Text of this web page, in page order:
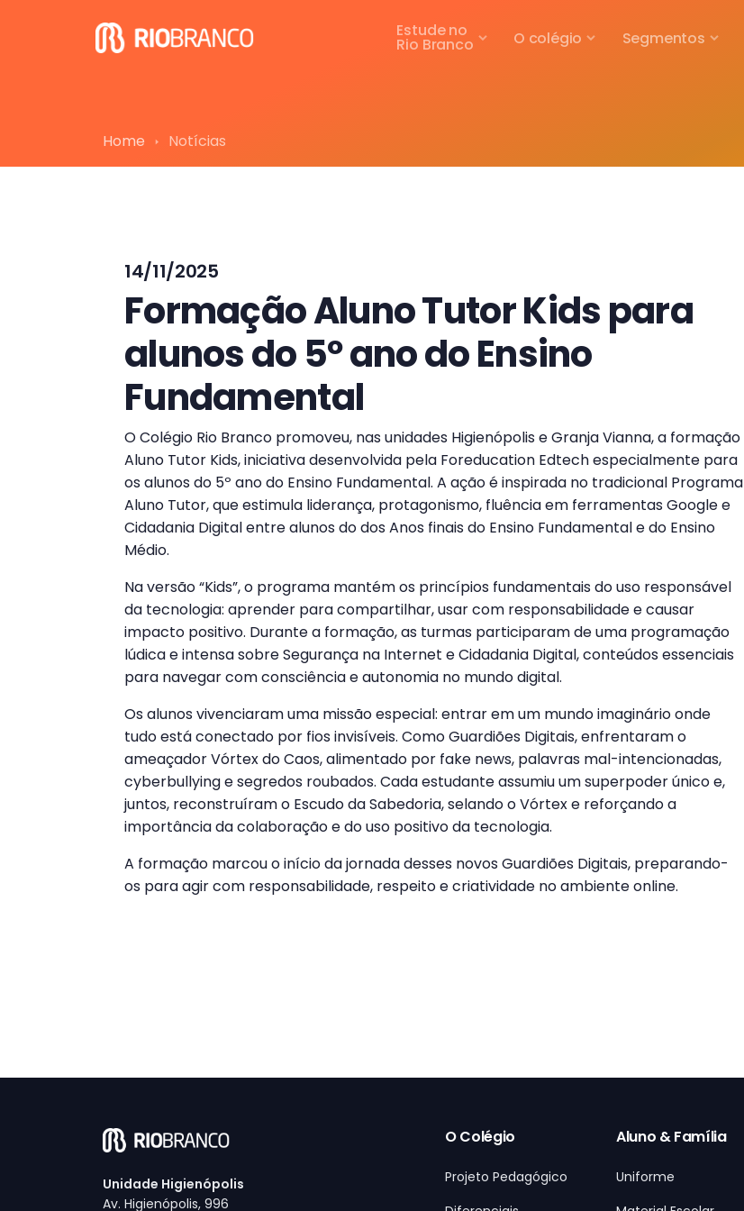
Estude no
Rio Branco O colégio Segmentos
Home Notícias
14/11/2025
Formação Aluno Tutor Kids para
alunos do 5º ano do Ensino
Fundamental
O Colégio Rio Branco promoveu, nas unidades Higienópolis e Granja Vianna, a formação
Aluno Tutor Kids, iniciativa desenvolvida pela Foreducation Edtech especialmente para
os alunos do 5º ano do Ensino Fundamental. A ação é inspirada no tradicional Programa
Aluno Tutor, que estimula liderança, protagonismo, fluência em ferramentas Google e
Cidadania Digital entre alunos do dos Anos finais do Ensino Fundamental e do Ensino
Médio.
Na versão “Kids”, o programa mantém os princípios fundamentais do uso responsável
da tecnologia: aprender para compartilhar, usar com responsabilidade e causar
impacto positivo. Durante a formação, as turmas participaram de uma programação
lúdica e intensa sobre Segurança na Internet e Cidadania Digital, conteúdos essenciais
para navegar com consciência e autonomia no mundo digital.
Os alunos vivenciaram uma missão especial: entrar em um mundo imaginário onde
tudo está conectado por fios invisíveis. Como Guardiões Digitais, enfrentaram o
ameaçador Vórtex do Caos, alimentado por fake news, palavras mal-intencionadas,
cyberbullying e segredos roubados. Cada estudante assumiu um superpoder único e,
juntos, reconstruíram o Escudo da Sabedoria, selando o Vórtex e reforçando a
importância da colaboração e do uso positivo da tecnologia.
A formação marcou o início da jornada desses novos Guardiões Digitais, preparando-
os para agir com responsabilidade, respeito e criatividade no ambiente online.
Unidade Higienópolis
Av. Higienópolis, 996
O Colégio
Projeto Pedagógico
Aluno & Família
Uniforme